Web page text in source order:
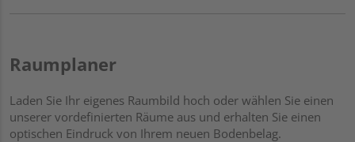
Raumplaner
Laden Sie Ihr eigenes Raumbild hoch oder wählen Sie einen
unserer vordefinierten Räume aus und erhalten Sie einen
optischen Eindruck von Ihrem neuen Bodenbelag.